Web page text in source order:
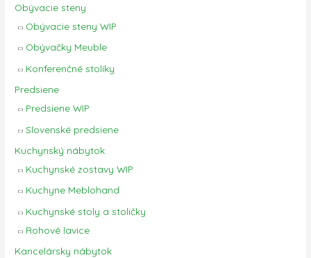
Obývacie steny
Obývacie steny WIP
Obývačky Meuble
Konferenčné stolíky
Predsiene
Predsiene WIP
Slovenské predsiene
Kuchynský nábytok
Kuchynské zostavy WIP
Kuchyne Meblohand
Kuchynské stoly a stoličky
Rohové lavice
Kancelársky nábytok